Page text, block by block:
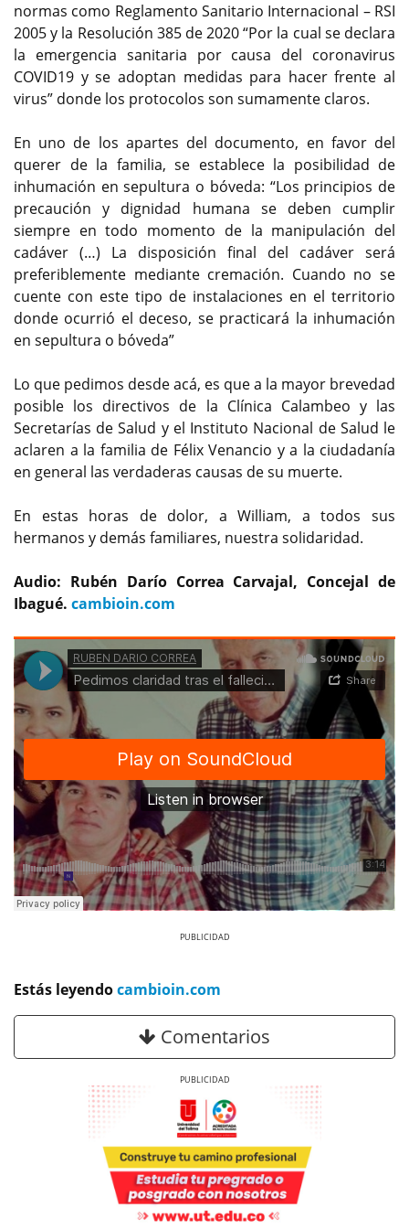
normas como Reglamento Sanitario Internacional – RSI
2005 y la Resolución 385 de 2020 “Por la cual se declara
la emergencia sanitaria por causa del coronavirus
COVID19 y se adoptan medidas para hacer frente al
virus” donde los protocolos son sumamente claros.
En uno de los apartes del documento, en favor del
querer de la familia, se establece la posibilidad de
inhumación en sepultura o bóveda: “Los principios de
precaución y dignidad humana se deben cumplir
siempre en todo momento de la manipulación del
cadáver (…) La disposición final del cadáver será
preferiblemente mediante cremación. Cuando no se
cuente con este tipo de instalaciones en el territorio
donde ocurrió el deceso, se practicará la inhumación
en sepultura o bóveda”
Lo que pedimos desde acá, es que a la mayor brevedad
posible los directivos de la Clínica Calambeo y las
Secretarías de Salud y el Instituto Nacional de Salud le
aclaren a la familia de Félix Venancio y a la ciudadanía
en general las verdaderas causas de su muerte.
En estas horas de dolor, a William, a todos sus
hermanos y demás familiares, nuestra solidaridad.
Audio: Rubén Darío Correa Carvajal, Concejal de
Ibagué. cambioin.com
Estás leyendocambioin.com
Comentarios